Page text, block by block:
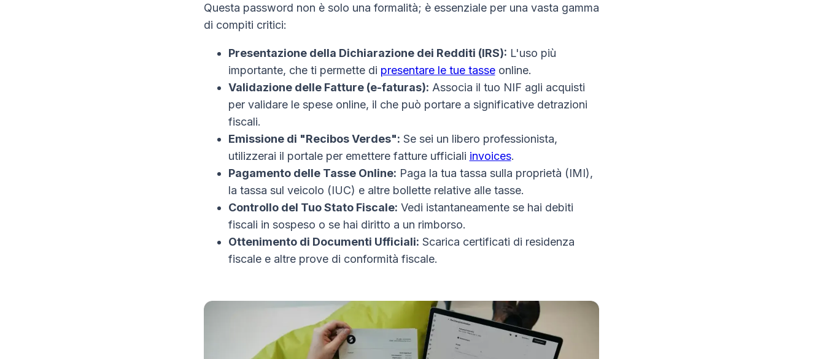
Questa password non è solo una formalità; è essenziale per una vasta gamma
di compiti critici:
Presentazione della Dichiarazione dei Redditi (IRS): L'uso più
importante, che ti permette di presentare le tue tasseonline.
Validazione delle Fatture (e-faturas): Associa il tuo NIF agli acquisti
per validare le spese online, il che può portare a significative detrazioni
fiscali.
Emissione di "Recibos Verdes": Se sei un libero professionista,
utilizzerai il portale per emettere fatture ufficiali invoices.
Pagamento delle Tasse Online: Paga la tua tassa sulla proprietà (IMI),
la tassa sul veicolo (IUC) e altre bollette relative alle tasse.
Controllo del Tuo Stato Fiscale: Vedi istantaneamente se hai debiti
fiscali in sospeso o se hai diritto a un rimborso.
Ottenimento di Documenti Ufficiali: Scarica certificati di residenza
fiscale e altre prove di conformità fiscale.